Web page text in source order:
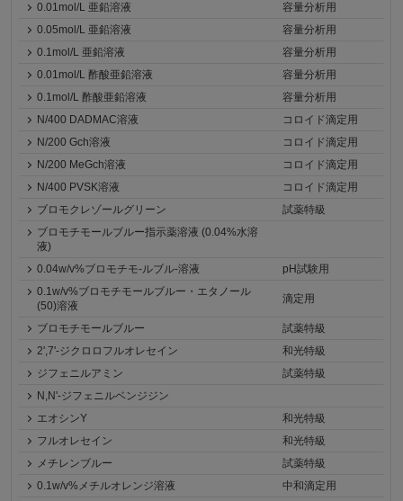
0.01mol/L 亜鉛溶液
容量分析用
0.05mol/L 亜鉛溶液
容量分析用
0.1mol/L 亜鉛溶液
容量分析用
0.01mol/L 酢酸亜鉛溶液
容量分析用
0.1mol/L 酢酸亜鉛溶液
容量分析用
N/400 DADMAC溶液
コロイド滴定用
N/200 Gch溶液
コロイド滴定用
N/200 MeGch溶液
コロイド滴定用
N/400 PVSK溶液
コロイド滴定用
ブロモクレゾールグリーン
試薬特級
ブロモチモールブルー指示薬溶液 (0.04%水溶
液)
0.04w/v%ブロモチモ-ルブル-溶液
pH試験用
0.1w/v%ブロモチモールブルー・エタノール
(50)溶液
滴定用
ブロモチモールブルー
試薬特級
2',7'-ジクロロフルオレセイン
和光特級
ジフェニルアミン
試薬特級
N,N'-ジフェニルベンジジン
エオシンY
和光特級
フルオレセイン
和光特級
メチレンブルー
試薬特級
0.1w/v%メチルオレンジ溶液
中和滴定用